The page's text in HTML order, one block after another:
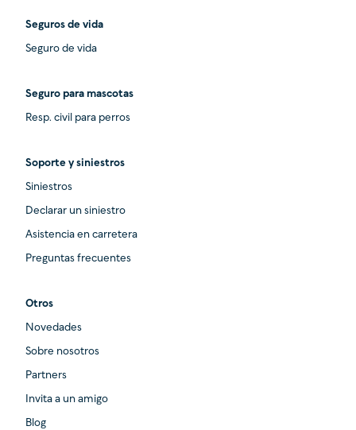
Seguros de vida
Seguro de vida
Seguro para mascotas
Resp. civil para perros
Soporte y siniestros
Siniestros
Declarar un siniestro
Asistencia en carretera
Preguntas frecuentes
Otros
Novedades
Sobre nosotros
Partners
Invita a un amigo
Blog